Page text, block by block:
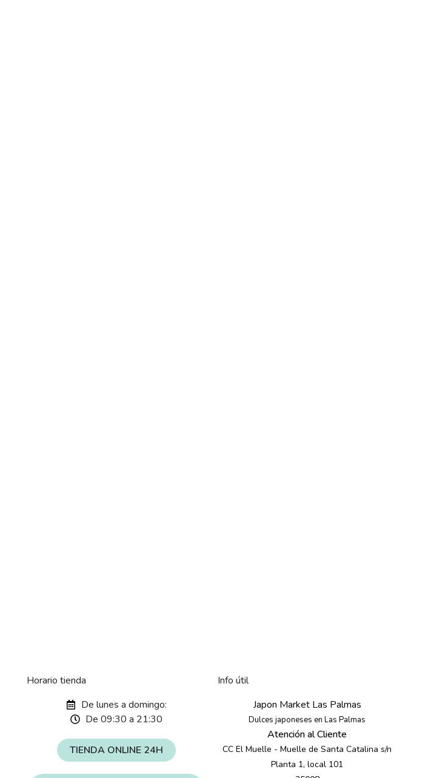
Horario tienda
De lunes a domingo:
De 09:30 a 21:30
TIENDA ONLINE 24H
Info útil
Japon Market Las Palmas
Dulces japoneses en Las Palmas
Atención al Cliente
CC El Muelle - Muelle de Santa Catalina s/n
Planta 1, local 101